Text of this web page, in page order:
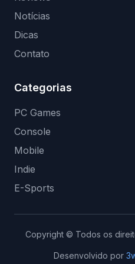
Notícias
Dicas
Contato
Categorias
PC Games
Console
Mobile
Indie
E-Sports
Copyright © Todos os
Desenvolvido por